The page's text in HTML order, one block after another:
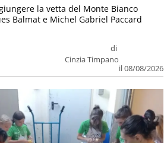
di
Cinzia Timpano
il 08/08/2026
la vetta del Monte Bianco
Balmat e Michel Gabriel Paccard